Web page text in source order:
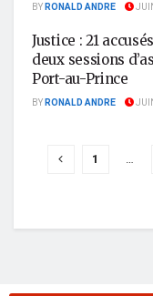
BYRONALD ANDRE
Justice : 21
deux sessions
Port-au-Prince
BYRONALD ANDRE
1 …